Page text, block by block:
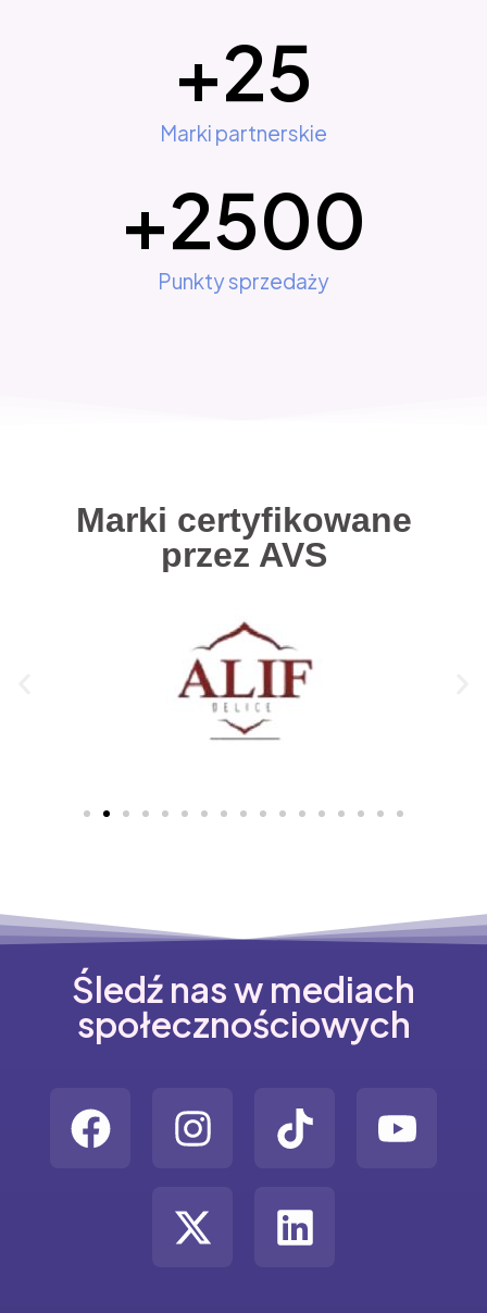
Marki partnerskie
+25
Punkty sprzedaży
+2500
Marki certyfikowane
przez AVS
Śledź nas w mediach
społecznościowych